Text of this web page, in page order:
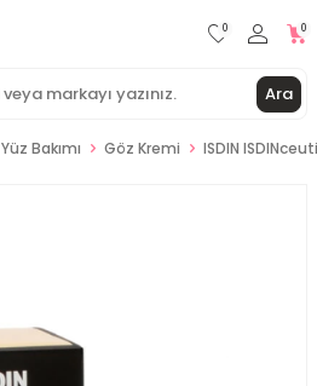
Ara
0 0
Yüz Bakımı Göz Kremi ISDIN